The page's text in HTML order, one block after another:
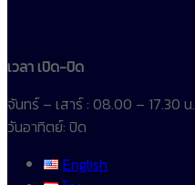
เวลา เปิด-ปิด
จันทร์ – เสาร์ : 08.00 – 17.30 น.
วันอาทิตย์: ปิด
English